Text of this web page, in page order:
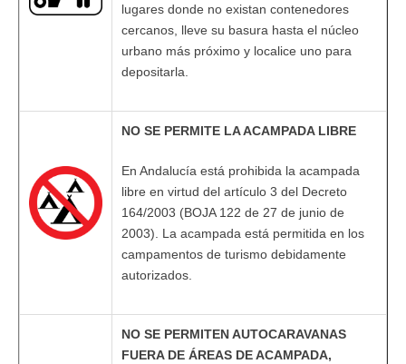
lugares donde no existan contenedores
cercanos, lleve su basura hasta el núcleo
urbano más próximo y localice uno para
depositarla.
NO SE PERMITE LA ACAMPADA LIBRE
En Andalucía está prohibida la acampada
libre en virtud del artículo 3 del Decreto
164/2003 (BOJA 122 de 27 de junio de
2003). La acampada está permitida en los
campamentos de turismo debidamente
autorizados.
NO SE PERMITEN AUTOCARAVANAS
FUERA DE ÁREAS DE ACAMPADA,